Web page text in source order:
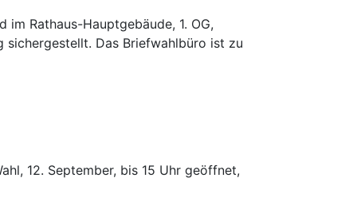
Rathaus-Hauptgebäude, 1. OG,
sichergestellt. Das Briefwahlbüro ist zu
12. September, bis 15 Uhr geöffnet,